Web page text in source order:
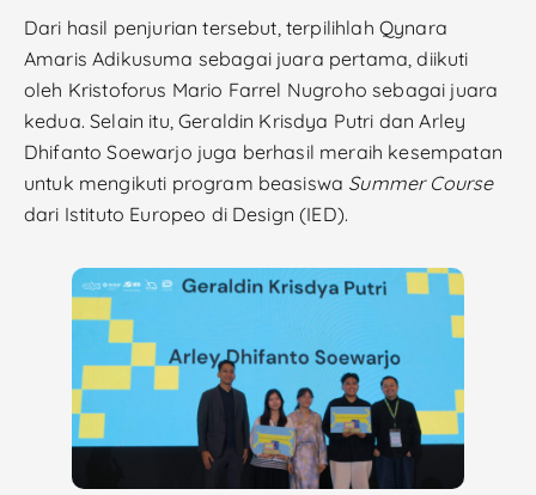
Dari hasil penjurian tersebut, terpilihlah Qynara
Amaris Adikusuma sebagai juara pertama, diikuti
oleh Kristoforus Mario Farrel Nugroho sebagai juara
kedua. Selain itu, Geraldin Krisdya Putri dan Arley
Dhifanto Soewarjo juga berhasil meraih kesempatan
untuk mengikuti program beasiswa Summer Course
dari Istituto Europeo di Design (IED).